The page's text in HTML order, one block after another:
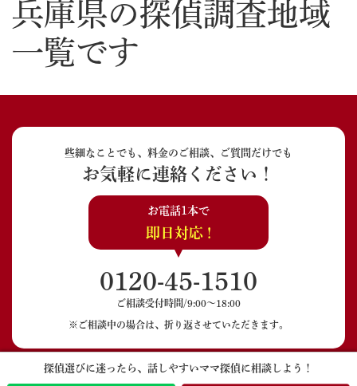
兵庫県の探偵調査地域
一覧です
些細なことでも、料金のご相談、ご質問だけでも
お気軽に連絡ください！
お電話1本で
即日対応 !
0120-45-1510
ご相談受付時間/9:00〜18:00
※ご相談中の場合は、折り返させていただきます。
LINEでのご相談 メールでのご相談
探偵選びに迷ったら、話しやすいママ探偵に相談しよう！